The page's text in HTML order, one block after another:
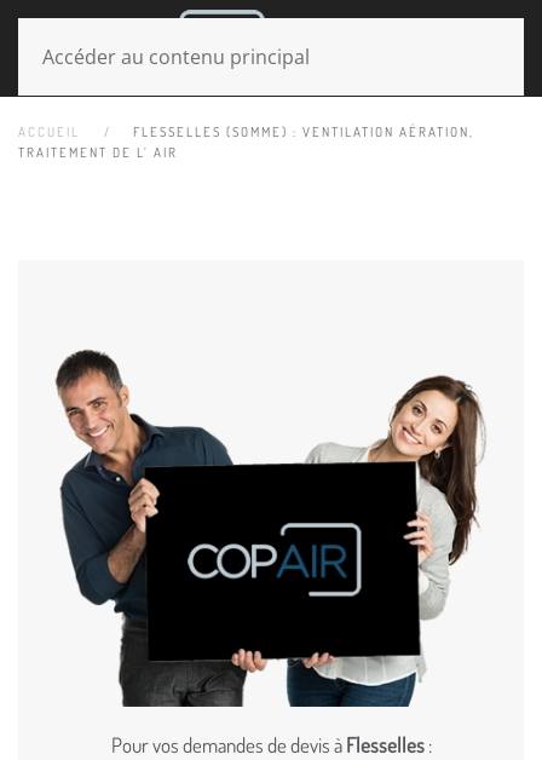
Accéder au contenu principal
ACCUEIL
FLESSELLES (SOMME) : VENTILATION AÉRATION,
TRAITEMENT DE L’ AIR
Pour vos demandes de devis àFlesselles: